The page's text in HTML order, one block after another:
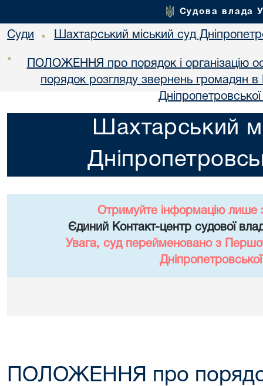
Судова влада
Суди • Шахтарський міський суд
•
ПОЛОЖЕННЯ про порядок і організацію
порядок розгляду звернень громадян
Дніпропетровської
Шахтарський
Отримуйте інформацію лише
Єдиний Контакт-центр судової
Увага, суд перейменовано з
ПОЛОЖЕННЯ про порядок